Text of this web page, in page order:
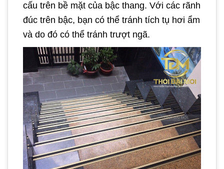
cấu trên bề mặt của bậc thang. Với các rãnh
đúc trên bậc, bạn có thể tránh tích tụ hơi ẩm
và do đó có thể tránh trượt ngã.